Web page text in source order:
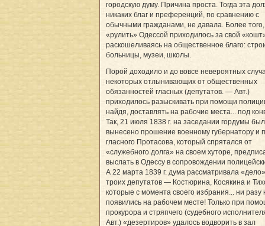
городскую думу. Причина проста. Тогда эта
никаких благ и преференций, по сравнению с
обычными гражданами, не давала. Более того,
«рулить» Одессой приходилось за свой
раскошеливаясь на общественное благо:
больницы, музеи, школы.
Порой доходило и до вовсе невероятных
некоторых отлынивающих от общественных
обязанностей гласных (депутатов. — Авт.)
приходилось разыскивать при помощи
найдя, доставлять на рабочие места... под
Так, 21 июля 1838 г. на заседании гордумы
вынесено прошение военному губернатору и
гласного Протасова, который спрятался от
«служебного долга» на своем хуторе,
выслать в Одессу в сопровождении
А 22 марта 1839 г. дума рассматривала
троих депутатов — Костюрина, Косякина и
которые с момента своего избрания... ни разу
появились на рабочем месте! Только при
прокурора и стряпчего (судебного
Авт.) «дезертиров» удалось водворить в зал